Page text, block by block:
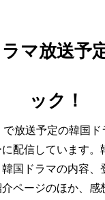
マ放送予
ック！
で放送予定の韓国ド
配信しています。
国ドラマの内容、
ページのほか、感